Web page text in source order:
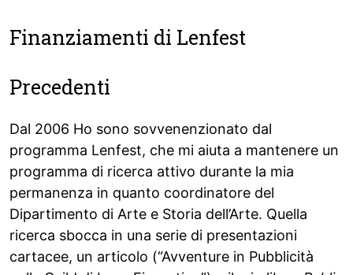
Finanziamenti di Lenfest
Precedenti
Dal 2006 Ho sono sovvenenzionato dal
programma Lenfest, che mi aiuta a mantenere un
programma di ricerca attivo durante la mia
permanenza in quanto coordinatore del
Dipartimento di Arte e Storia dell’Arte. Quella
ricerca sbocca in una serie di presentazioni
cartacee, un articolo (“Avventure in Pubblicità